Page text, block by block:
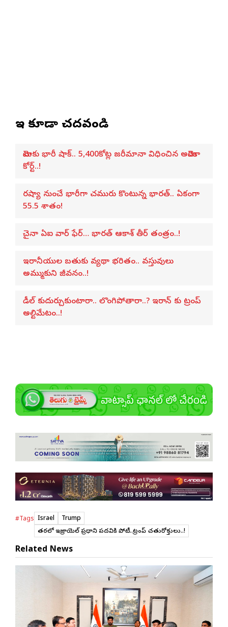
ఇవి కూడా చదవండి
మెటాకు భారీ షాక్.. 5,400కోట్ల జరీమానా విధించిన అమెరికా
కోర్ట్..!
రష్యా నుంచే భారీగా చమురు కొంటున్న భారత్.. ఏకంగా
55.5 శాతం!
చైనా ఏఐ వార్ ఫేర్… భారత్ ఆకాశ్ తీర్ తంత్రం..!
ఇరానీయుల బతుకు వ్యథా భరితం.. వస్తువులు
అమ్ముకుని జీవనం..!
డీల్ కుదుర్చుకుంటారా.. లొంగిపోతారా..? ఇరాన్ కు ట్రంప్
అల్టిమేటం..!
#Tags Israel
Trump
త్వరలో ఇజ్రాయెల్ ప్రధాని పదవికి పోటీ..ట్రంప్ చతురోక్తులు..!
Related News